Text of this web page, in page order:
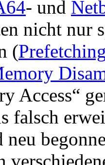
- und
nicht nur
(
Access“
falsch
neu